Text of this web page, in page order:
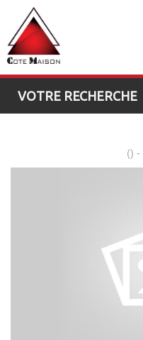
01 60
26 96
76
Accueil
Estimation
gratuite
VOTRE RECHERCHE
() -